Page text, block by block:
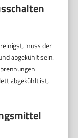
muss der
abgekühlt sein.
abgekühlt ist,